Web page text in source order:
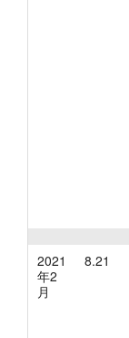
2021
年2
月
8.21